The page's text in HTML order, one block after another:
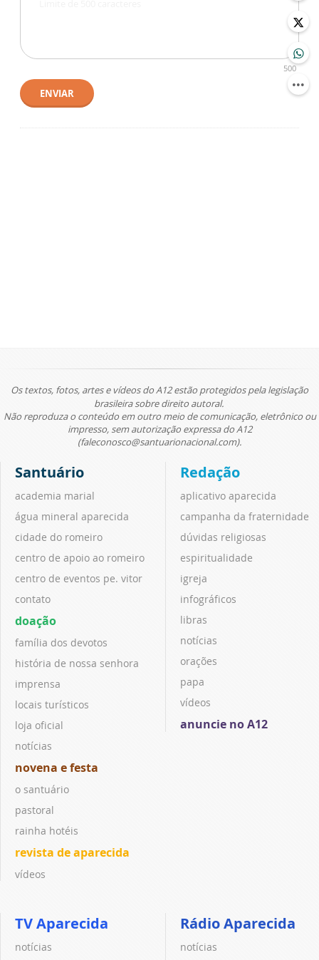
500
ENVIAR
Os textos, fotos, artes e vídeos do A12 estão protegidos pela legislação
brasileira sobre direito autoral.
Não reproduza o conteúdo em outro meio de comunicação, eletrônico ou
impresso, sem autorização expressa do A12
(faleconosco@santuarionacional.com).
Santuário
academia marial
água mineral aparecida
cidade do romeiro
centro de apoio ao romeiro
centro de eventos pe. vitor
contato
doação
família dos devotos
história de nossa senhora
imprensa
locais turísticos
loja oficial
notícias
novena e festa
o santuário
pastoral
rainha hotéis
revista de aparecida
vídeos
Redação
aplicativo aparecida
campanha da fraternidade
dúvidas religiosas
espiritualidade
igreja
infográficos
libras
notícias
orações
papa
vídeos
anuncie no A12
TV Aparecida
notícias
Rádio Aparecida
notícias